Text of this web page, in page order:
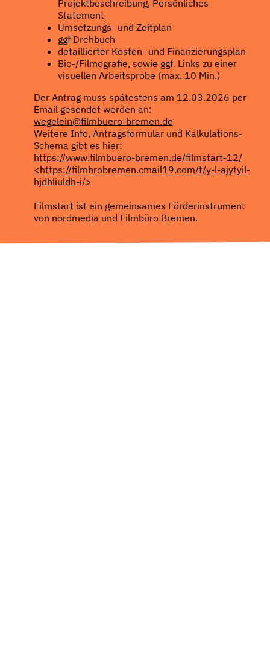
Projektbeschreibung, Persönliches
Statement
Umsetzungs- und Zeitplan
ggf Drehbuch
detaillierter Kosten- und Finanzierungsplan
Bio-/Filmografie, sowie ggf. Links zu einer
visuellen Arbeitsprobe (max. 10 Min.)
Der Antrag muss spätestens am 12.03.2026 per
Email gesendet werden an:
wegelein@filmbuero-bremen.de
Weitere Info, Antragsformular und Kalkulations-
Schema gibt es hier:
https://www.filmbuero-bremen.de/filmstart-12/
<https://filmbrobremen.cmail19.com/t/y-l-ajytyil-
hjdhliuldh-i/>
Filmstart ist ein gemeinsames Förderinstrument
von nordmedia und Filmbüro Bremen.